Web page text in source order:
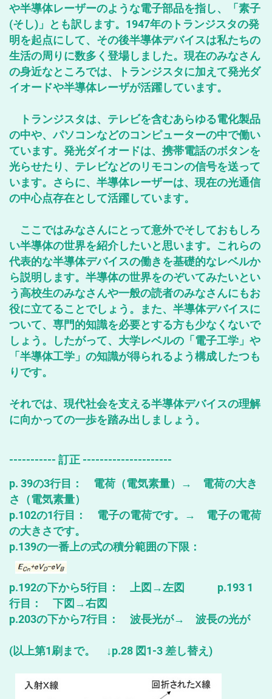
や半導体レーザーのような電子部品を指し、「素子
(そし)」とも訳します。1947年のトランジスタの発
明を起点にして、その後半導体デバイスは私たちの
生活の周りに数多く登場しました。現在のみなさん
の身近なところでは、トランジスタに加えて発光ダ
イオードや半導体レーザが活躍しています。
トランジスタは、テレビを含むあらゆる電化製品
の中や、パソコンなどのコンピューターの中で働い
ています。発光ダイオードは、携帯電話のボタンを
光らせたり、テレビなどのリモコンの信号を送って
います。さらに、半導体レーザーは、現在の光通信
の中心点存在として活躍しています。
ここではみなさんにとって意外でそしておもしろ
い半導体の世界を紹介したいと思います。これらの
代表的な半導体デバイスの働きを基礎的なレベルか
ら説明します。半導体の世界をのぞいてみたいとい
う高校生のみなさんや一般の読者のみなさんにもお
役に立てることでしょう。また、半導体デバイスに
ついて、専門的知識を必要とする方も少なくないで
しょう。したがって、大学レベルの「電子工学」や
「半導体工学」の知識が得られるよう構成したつも
りです。
それでは、現代社会を支える半導体デバイスの理解
に向かっての一歩を踏み出しましょう。
----------- 訂正 ---------------------
p. 39の3行目： 電荷（電気素量）→ 電荷の大き
さ（電気素量）
p.102の1行目： 電子の電荷です。→ 電子の電荷
の大きさです。
p.139の一番上の式の積分範囲の下限：
p.192の下から5行目： 上図→左図 p.193 1
行目： 下図→右図
p.203の下から7行目： 波長光が→ 波長の光が
(以上第1刷まで。 ↓p.28 図1-3 差し替え)